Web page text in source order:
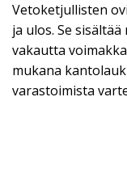
Vetoketjullisten
ja ulos. Se
vakautta
mukana
varastoimista